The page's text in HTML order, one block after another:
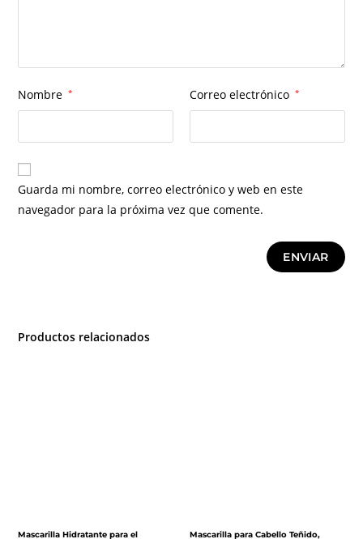
Nombre * Correo electrónico *
Guarda mi nombre, correo electrónico y web en este
navegador para la próxima vez que comente.
Productos relacionados
Mascarilla Hidratante para el
Mascarilla para Cabello Teñido,